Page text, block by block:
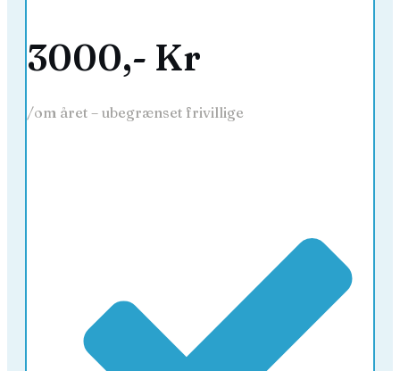
3000,- Kr
/om året – ubegrænset frivillige